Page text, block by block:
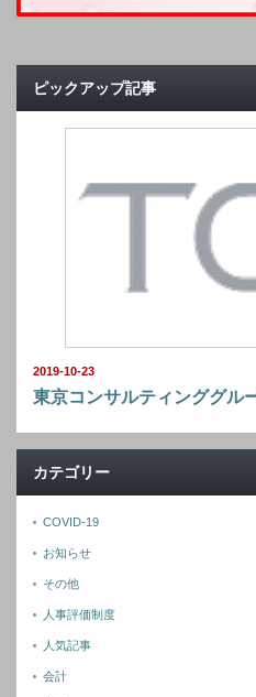
ピックアップ記事
2019-10-23
東京コンサルティンググル
カテゴリー
COVID-19
お知らせ
その他
人事評価制度
人気記事
会計